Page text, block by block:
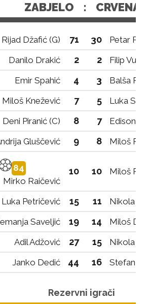
ZABJELO : CRVENA
Rijad Džafić (G) 71 30
Petar
Danilo Drakić
2 2
Filip
Emir Spahić
4 3 Balša
Miloš Knežević 7 5
Luka
Deni Piranić (C)
8 7 Edison
Gluščević 9 8 Miloš
84
Mirko Raičević
10 10 Miloš
Luka Petričević 15 11 Nikola
Saveljić 19 14 Miloš
Adil Adžović 27 15
Nikola
Janko Dedić
44 16 Stefan
Rezervni igrači